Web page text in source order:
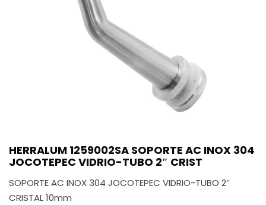
HERRALUM 1259002SA SOPORTE AC INOX 304
JOCOTEPEC VIDRIO-TUBO 2″ CRIST
SOPORTE AC INOX 304 JOCOTEPEC VIDRIO-TUBO 2″
CRISTAL 10mm